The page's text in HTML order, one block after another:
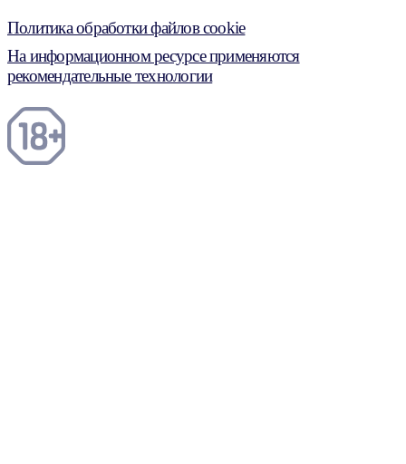
Политика обработки файлов cookie
На информационном ресурсе применяются
рекомендательные технологии